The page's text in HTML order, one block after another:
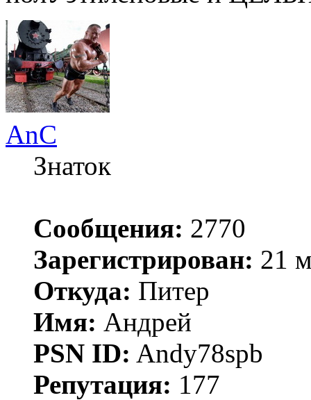
AnC
Знаток
Сообщения: 2770
Зарегистрирован: 21
Откуда: Питер
Имя: Андрей
PSN ID: Andy78spb
Репутация: 177